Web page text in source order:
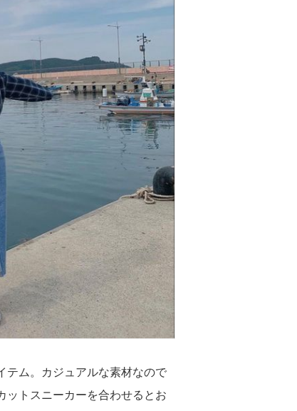
テム。カジュアルな素材なので
ットスニーカーを合わせるとお